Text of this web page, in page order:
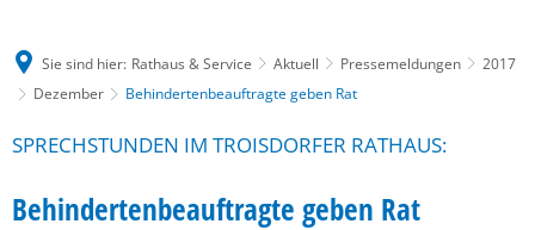
Sie sind hier: Rathaus & Service Aktuell Pressemeldungen
2017
Dezember
Behindertenbeauftragte geben Rat
SPRECHSTUNDEN IM TROISDORFER RATHAUS:
Behindertenbeauftragte geben Rat